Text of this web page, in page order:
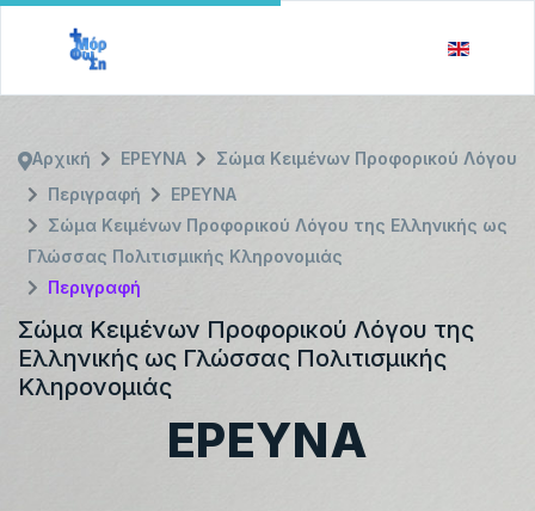
ΕΡΕΥΝΑ
Σώμα Κειμένων Προφορικού Λόγου της
Ελληνικής ως Γλώσσας Πολιτισμικής
Κληρονομιάς
Αρχική ΕΡΕΥΝΑ
Σώμα Κειμένων Προφορικού Λόγου
Περιγραφή
ΕΡΕΥΝΑ
Σώμα Κειμένων Προφορικού Λόγου της Ελληνικής ως
Γλώσσας Πολιτισμικής Κληρονομιάς
Περιγραφή